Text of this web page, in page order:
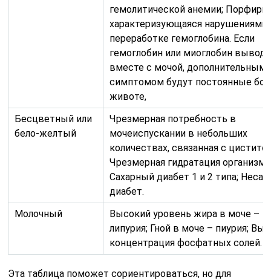
гемолитической анемии;
характеризующаяся нарушениями
переработке гемоглобина. Если
гемоглобин или миоглобин
вместе с мочой, дополнительным
симптомом будут постоянные
животе,
Бесцветный или
бело-желтый
Чрезмерная потребность в
мочеиспускании в небольших
количествах, связанная с
Чрезмерная гидратация
Сахарный диабет 1 и 2 типа;
диабет.
Молочный
Высокий уровень жира в моче –
липурия; Гной в моче – пиурия;
концентрация фосфатных солей.
Эта таблица поможет сориентироваться, но для